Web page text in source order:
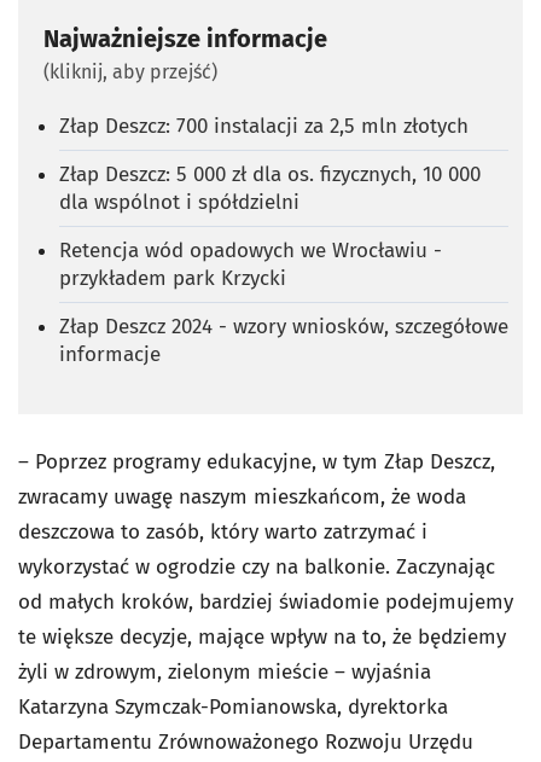
Najważniejsze informacje
(kliknij, aby przejść)
Złap Deszcz: 700 instalacji za 2,5 mln złotych
Złap Deszcz: 5 000 zł dla os. fizycznych, 10 000
dla wspólnot i spółdzielni
Retencja wód opadowych we Wrocławiu -
przykładem park Krzycki
Złap Deszcz 2024 - wzory wniosków, szczegółowe
informacje
– Poprzez programy edukacyjne, w tym Złap Deszcz,
zwracamy uwagę naszym mieszkańcom, że woda
deszczowa to zasób, który warto zatrzymać i
wykorzystać w ogrodzie czy na balkonie. Zaczynając
od małych kroków, bardziej świadomie podejmujemy
te większe decyzje, mające wpływ na to, że będziemy
żyli w zdrowym, zielonym mieście – wyjaśnia
Katarzyna Szymczak-Pomianowska, dyrektorka
Departamentu Zrównoważonego Rozwoju Urzędu